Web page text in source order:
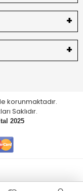
korunmaktadır.
Saklıdır.
2025